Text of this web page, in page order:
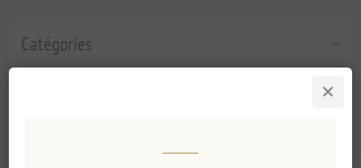
Catégories